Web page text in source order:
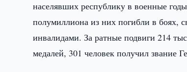
населявших республику в военные
полумиллиона из них погибли в боях,
инвалидами. За ратные подвиги 214
медалей, 301 человек получил звание